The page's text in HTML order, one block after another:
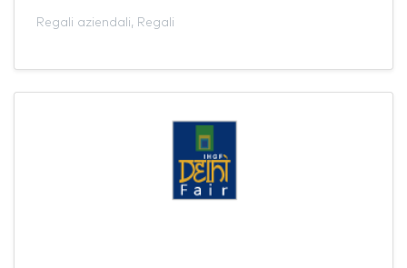
Regali aziendali, Regali